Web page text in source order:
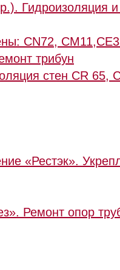
Гидроизоляция
CN72,
трибун
стен CR 65,
«Рестэк».
Ремонт опор